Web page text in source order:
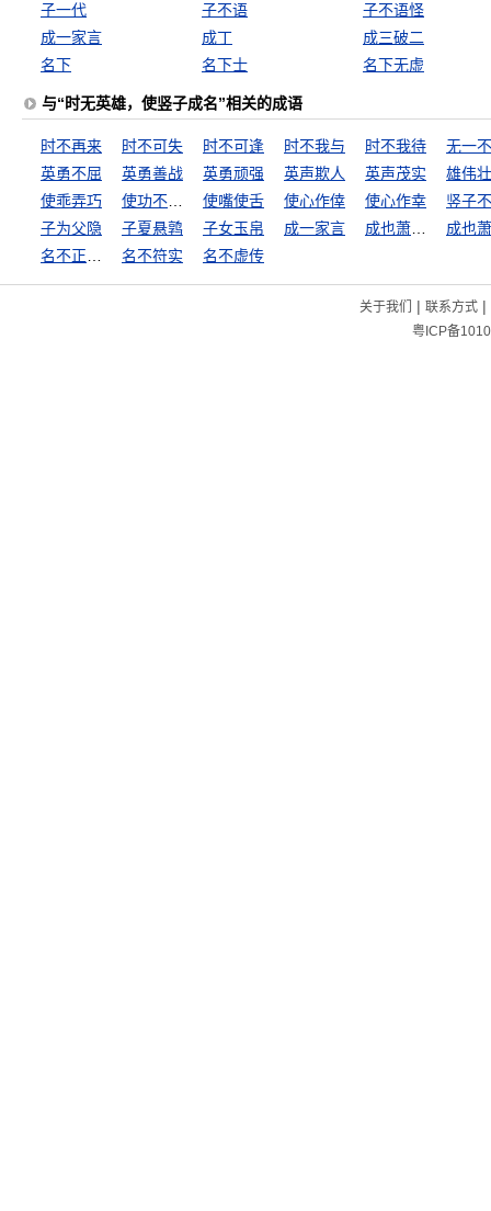
子一代
子不语
子不语怪
成一家言
成丁
成三破二
名下
名下士 名下无虚
与“时无英雄，使竖子成名”相关的成语
时不再来 时不可失 时不可逢 时不我与 时不我待
无一
英勇不屈
英勇善战 英勇顽强 英声欺人 英声茂实
雄伟
使乖弄巧
使嘴使舌 使心作倖
使心作幸
子为父隐
子夏悬鹑 子女玉帛 成一家言
名不符实 名不虚传
关于我们 | 联系方式|
粤ICP备